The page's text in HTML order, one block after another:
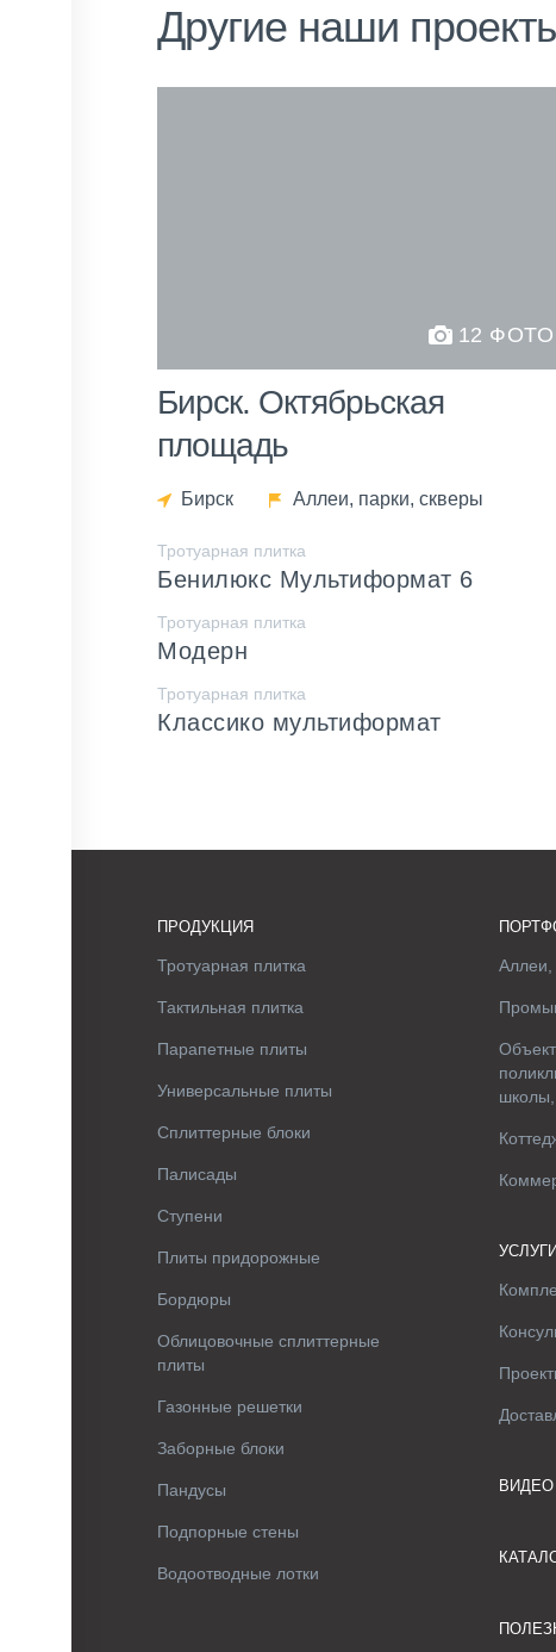
Другие наши
12 ФОТО
Бирск. Октябрьская
площадь
Бирск Аллеи, парки, скверы
Тротуарная плитка
Бенилюкс Мультиформат 6
Тротуарная плитка
Модерн
Тротуарная плитка
Классико мультиформат
ПРОДУКЦИЯ
Тротуарная плитка
Тактильная плитка
Парапетные плиты
Универсальные плиты
Сплиттерные блоки
Палисады
Ступени
Плиты придорожные
Бордюры
Облицовочные сплиттерные
плиты
Газонные решетки
Заборные блоки
Пандусы
Подпорные стены
Водоотводные лотки
Аллеи,
школы,
УСЛУГИ
ВИДЕО